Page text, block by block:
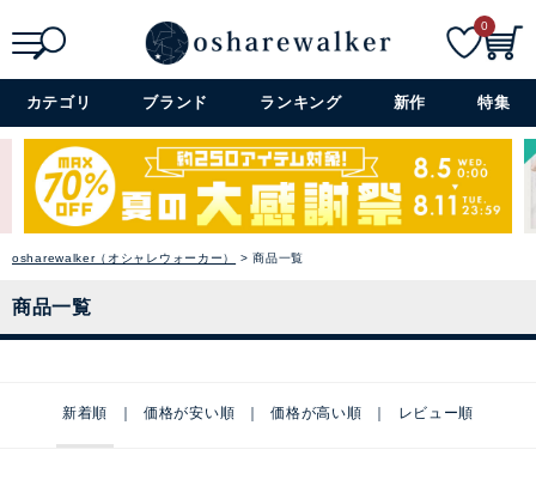
詳細検索+
0
カテゴリ ブランド ランキング 新作 特集
osharewalker（オシャレウォーカー） 商品一覧
商品一覧
新着順 価格が安い順 価格が高い順 レビュー順